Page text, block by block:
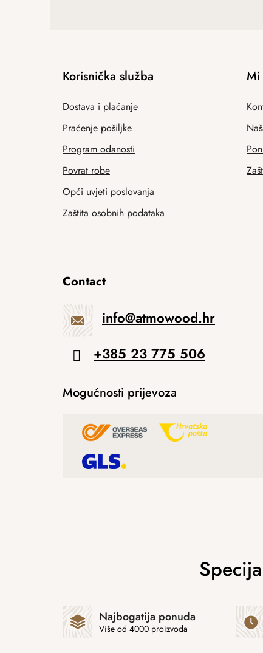
Korisnička služba
Dostava i plaćanje
Praćenje pošiljke
Program odanosti
Povrat robe
Opći uvjeti poslovanja
Zaštita osobnih podataka
Mi
Contact
info@atmowood.hr
+385 23 775 506
Mogućnosti prijevoza
Najbogatija ponuda
Više od 4000 proizvoda